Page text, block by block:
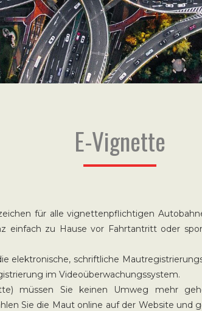
E-Vignette
für alle vignettenpflichtigen
einfach zu Hause vor Fahrtantritt oder
elektronische, schriftliche
im Videoüberwachungssystem.
müssen Sie keinen Umweg mehr
Sie die Maut online auf der Website und